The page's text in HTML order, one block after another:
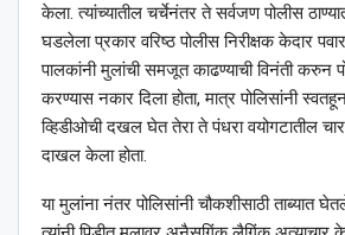
केला. त्यांच्यातील चर्चेनंतर ते सर्वजण पोलीस
घडलेला प्रकार वरिष्ठ पोलीस निरीक्षक केदार
पालकांनी मुलांची समजूत काढण्याची विनंती करुन
करण्यास नकार दिला होता, मात्र पोलिसांनी
व्हिडीओची दखल घेत तेरा ते पंधरा वयोगटातील
दाखल केला होता.
या मुलांना नंतर पोलिसांनी चौकशीसाठी ताब्यात